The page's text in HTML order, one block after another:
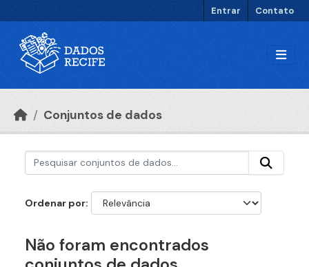
Entrar Contato
Conjuntos de dados
Ordenar por
Não foram encontrados